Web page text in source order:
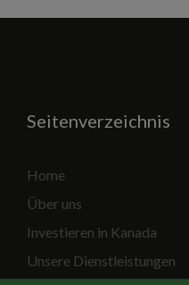
Seitenverzeichnis
Home
Über uns
Investieren in Kanada
Unsere Dienstleistungen